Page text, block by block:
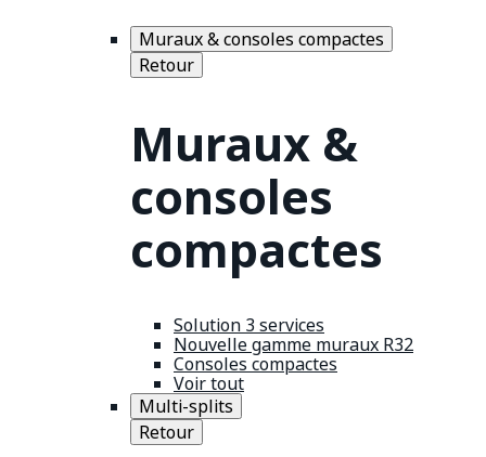
Muraux & consoles compactes
Retour
Muraux &
consoles
compactes
Solution 3 services
Nouvelle gamme muraux R32
Consoles compactes
Voir tout
Multi-splits
Retour